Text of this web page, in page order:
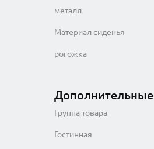
металл
Материал сиденья
рогожка
Дополнительные
Группа товара
Гостинная